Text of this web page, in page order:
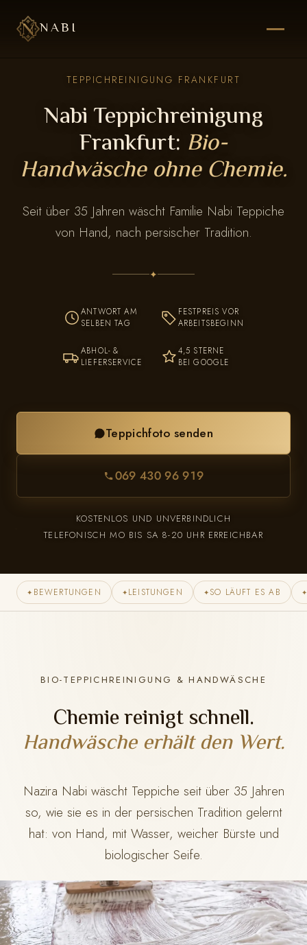
NABI
TEPPICHREINIGUNG FRANKFURT
Nabi Teppichreinigung
Frankfurt: Bio-
Handwäsche ohne Chemie.
Seit über 35 Jahren wäscht Familie Nabi Teppiche
von Hand, nach persischer Tradition.
✦
ANTWORT AM
SELBEN TAG
FESTPREIS VOR
ARBEITSBEGINN
ABHOL- &
LIEFERSERVICE
4,5 STERNE
BEI GOOGLE
Teppichfoto senden
069 430 96 919
KOSTENLOS UND UNVERBINDLICH
TELEFONISCH MO BIS SA 8-20 UHR ERREICHBAR
✦ BEWERTUNGEN ✦ LEISTUNGEN ✦ SO LÄUFT ES AB ✦
BIO-TEPPICHREINIGUNG & HANDWÄSCHE
Chemie reinigt schnell.
Handwäsche erhält den Wert.
Nazira Nabi wäscht Teppiche seit über 35 Jahren
so, wie sie es in der persischen Tradition gelernt
hat: von Hand, mit Wasser, weicher Bürste und
biologischer Seife.